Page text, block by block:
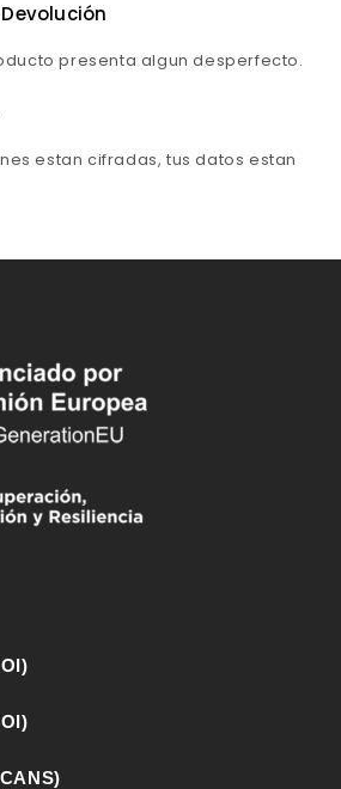
presenta algun desperfecto.
estan cifradas, tus datos estan
19